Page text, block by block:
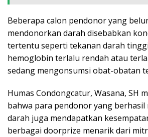
Beberapa calon pendonor yang
mendonorkan darah disebabkan
tertentu seperti tekanan darah
hemoglobin terlalu rendah atau
sedang mengonsumsi obat-obatan
Humas Condongcatur, Wasana, SH
bahwa para pendonor yang
darah juga mendapatkan
berbagai doorprize menarik dari